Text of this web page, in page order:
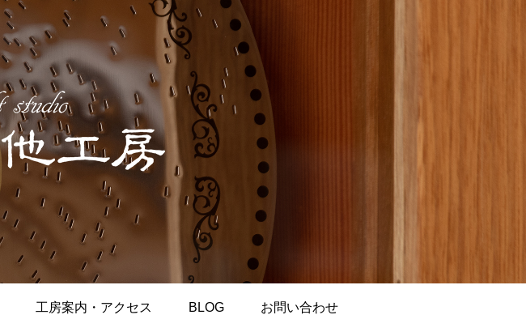
工房案内・アクセス BLOG お問い合わせ